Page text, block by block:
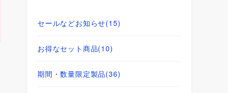
セールなどお知らせ(15)
お得なセット商品(10)
期間・数量限定製品(36)